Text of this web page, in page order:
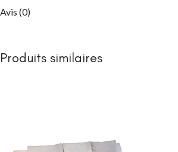
Avis (0)
Produits similaires